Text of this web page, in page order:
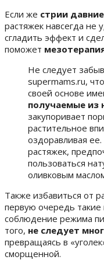
Если же стрии
растяжек навсегда не
сгладить эффект и
поможет
Не следует
supermams.ru,
своей основе
получаемые из
закупоривает
растительное
оздоравливая
растяжек,
пользоваться
оливковым
Также избавиться от
первую очередь такие
соблюдение режима
того, не следует
превращаясь в
сморщенной.